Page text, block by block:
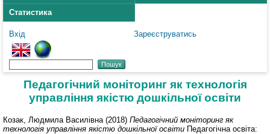
Статистика
Вхід Зареєструватись
Педагогічний моніторинг як технологія
управління якістю дошкільної освіти
Козак, Людмила Василівна (2018) Педагогічний моніторинг як
технологія управління якістю дошкільної освіти Педагогічна освіта: